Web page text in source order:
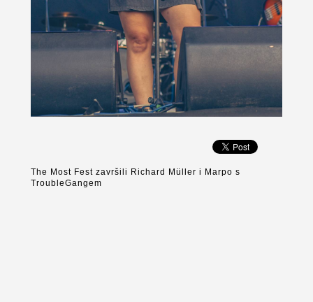
The Most Fest završili Richard Müller i Marpo s
TroubleGangem